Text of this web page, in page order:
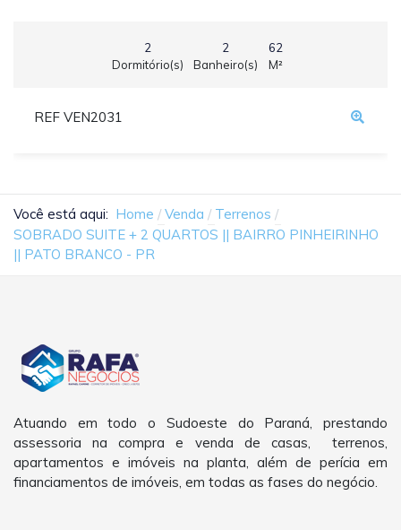
2
Dormitório(s)
2
Banheiro(s)
62
M²
REF VEN2031
Você está aqui: Home Venda
Terrenos
SOBRADO SUITE + 2 QUARTOS || BAIRRO PINHEIRINHO
|| PATO BRANCO - PR
Atuando em todo o Sudoeste do Paraná, prestando
assessoria na compra e venda de casas, terrenos,
apartamentos e imóveis na planta, além de perícia em
financiamentos de imóveis, em todas as fases do negócio.